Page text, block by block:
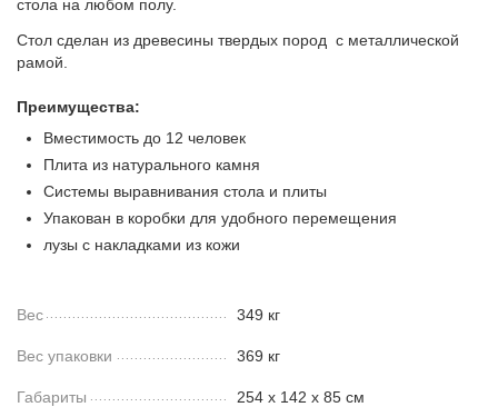
стола на любом полу.
Стол сделан из древесины твердых пород с металлической
рамой.
Преимущества:
Вместимость до 12 человек
Плита из натурального камня
Системы выравнивания стола и плиты
Упакован в коробки для удобного перемещения
лузы с накладками из кожи
Вес 349 кг
Вес упаковки 369 кг
Габариты 254 х 142 х 85 см